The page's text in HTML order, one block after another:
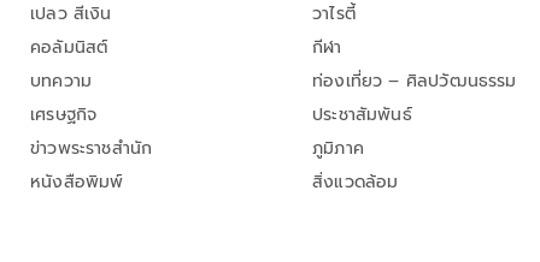
เปลว สีเงิน
คอลัมนิสต์
บทความ
เศรษฐกิจ
ข่าวพระราชสำนัก
หนังสือพิมพ์
วาไรตี้
กีฬา
ท่องเที่ยว – ศิลปวัฒนธรรม
ประชาสัมพันธ์
ภูมิภาค
สิ่งแวดล้อม